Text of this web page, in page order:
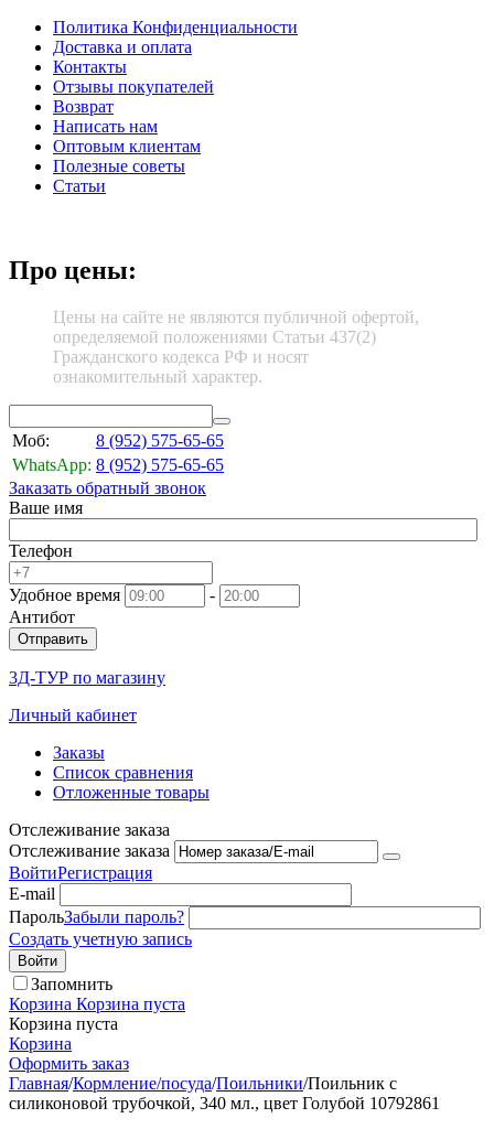
Политика Конфиденциальности
Доставка и оплата
Контакты
Отзывы покупателей
Возврат
Написать нам
Оптовым клиентам
Полезные советы
Статьи
Про цены:
Цены на сайте не являются публичной офертой,
определяемой положениями Статьи 437(2)
Гражданского кодекса РФ и носят
ознакомительный характер.
Моб: 8 (952) 575-65-65
WhatsApp: 8 (952) 575-65-65
Заказать обратный звонок
Ваше имя
Телефон
Удобное время
-
Антибот
Отправить
3Д-ТУР по магазину
Личный кабинет
Заказы
Список сравнения
Отложенные товары
Отслеживание заказа
Отслеживание заказа
ВойтиРегистрация
E-mail
ПарольЗабыли пароль?
Создать учетную запись
Войти
Запомнить
Корзина Корзина пуста
Корзина пуста
Корзина
Оформить заказ
Главная/Кормление/посуда/Поильники/Поильник с
силиконовой трубочкой, 340 мл., цвет Голубой 10792861